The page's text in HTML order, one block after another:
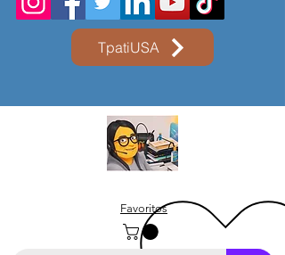
TpatiUSA
Favoritos